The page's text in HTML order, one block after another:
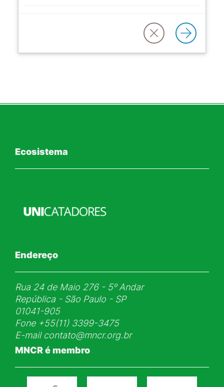
Ecosistema
Endereço
Rua 24 de Maio 276 - 5ᵒ Andar
República - São Paulo - SP
01041-905
Fone+55(11) 3399-3475
E-mail contato@mncr.org.br
MNCR é membro